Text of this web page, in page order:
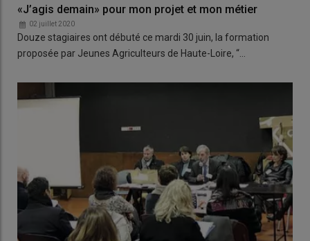
«J’agis demain» pour mon projet et mon métier
02 juillet 2020
Douze stagiaires ont débuté ce mardi 30 juin, la formation
proposée par Jeunes Agriculteurs de Haute-Loire, “…